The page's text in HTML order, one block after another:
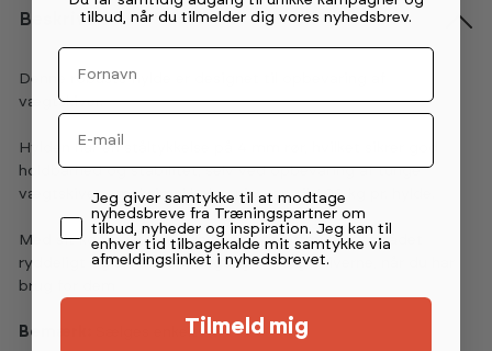
5+på lager (lev 4-7 hverdage)
Abilica Opbevaringsmodul hylde til
håndvægte
649,-
Beskrivelse
Denne robuste hylde er designet til opbevaring af
vægtskiver.
Hylden har en ståltykkelse på 4 mm rør, hvilket sikrer god
holdbarhed og stabilitet, selv ved opbevaring af tunge
vægtskiver - maksimal belastning op til 400 kg pr. hylde.
Med sit kompakte design holder den træningsområdet
ryddeligt og sikrer nem adgang til vægtskiverne, når du har
brug for dem
Bemærk: Sælges enkeltvis.
tilbud, når du tilmelder dig vores nyhedsbrev.
Fornavn
Email
Permission tekst
Jeg giver samtykke til at modtage
nyhedsbreve fra Træningspartner om
tilbud, nyheder og inspiration. Jeg kan til
enhver tid tilbagekalde mit samtykke via
afmeldingslinket i nyhedsbrevet.
Tilmeld mig